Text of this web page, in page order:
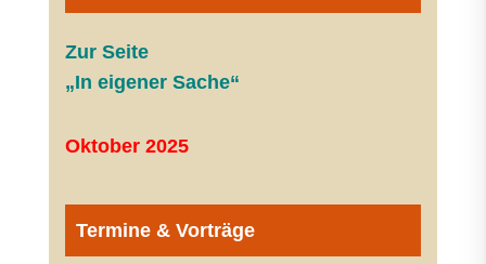
Zur Seite
„In eigener Sache“
Oktober 2025
Termine & Vorträge